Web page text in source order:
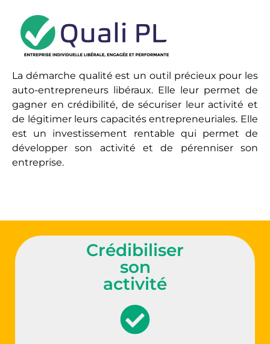
La démarche qualité est un outil précieux pour les
auto-entrepreneurs libéraux. Elle leur permet de
gagner en crédibilité, de sécuriser leur activité et
de légitimer leurs capacités entrepreneuriales. Elle
est un investissement rentable qui permet de
développer son activité et de pérenniser son
entreprise.
Crédibiliser
son
activité